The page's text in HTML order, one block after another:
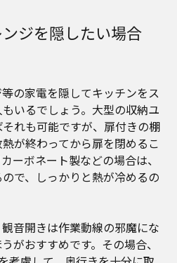
ジを隠したい場合
の家電を隠してキッチンをス
いるでしょう。大型の収納ユ
れも可能ですが、扉付きの棚
が終わってから扉を閉めるこ
ーボネート製などの場合は、
で、しっかりと熱が冷めるの
音開きは作業動線の邪魔にな
がおすすめです。その場合、